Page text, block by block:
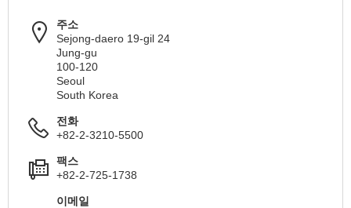
주소
Sejong-daero 19-gil 24
Jung-gu
100-120
Seoul
South Korea
전화
+82-2-3210-5500
팩스
+82-2-725-1738
이메일